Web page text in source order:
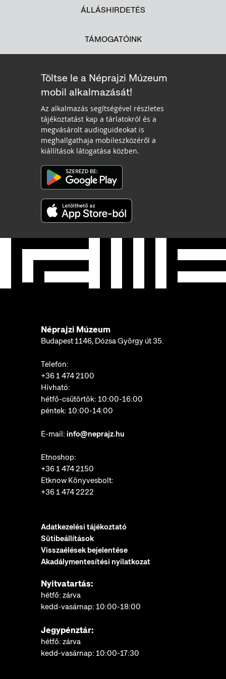
ÁLLÁSHIRDETÉS
TÁMOGATÓINK
Töltse le a Néprajzi Múzeum
mobil alkalmazását!
Az alkalmazás segítségével részletes
tájékoztatást kap a tárlatokról és a
megvásárolt audioguideokat is
meghallgathaja mobileszközéről a
kiállítások látogatása közben.
Néprajzi Múzeum
Budapest 1146, Dózsa György út 35.
Telefon:
+36 1 474 2100
Hívható:
hétfő-csütörtök: 10:00-16:00
péntek: 10:00-14:00
E-mail: info@neprajz.hu
Etnoshop:
+36 1 474 2150
Etknow Könyvesbolt:
+36 1 474 2222
Adatkezelési tájékoztató
Sütibeállítások
Visszaélések bejelentése
Akadálymentesítési nyilatkozat
Nyitvatartás:
hétfő: zárva
kedd-vasárnap: 10:00-18:00
Jegypénztár:
hétfő: zárva
kedd-vasárnap: 10:00-17:30